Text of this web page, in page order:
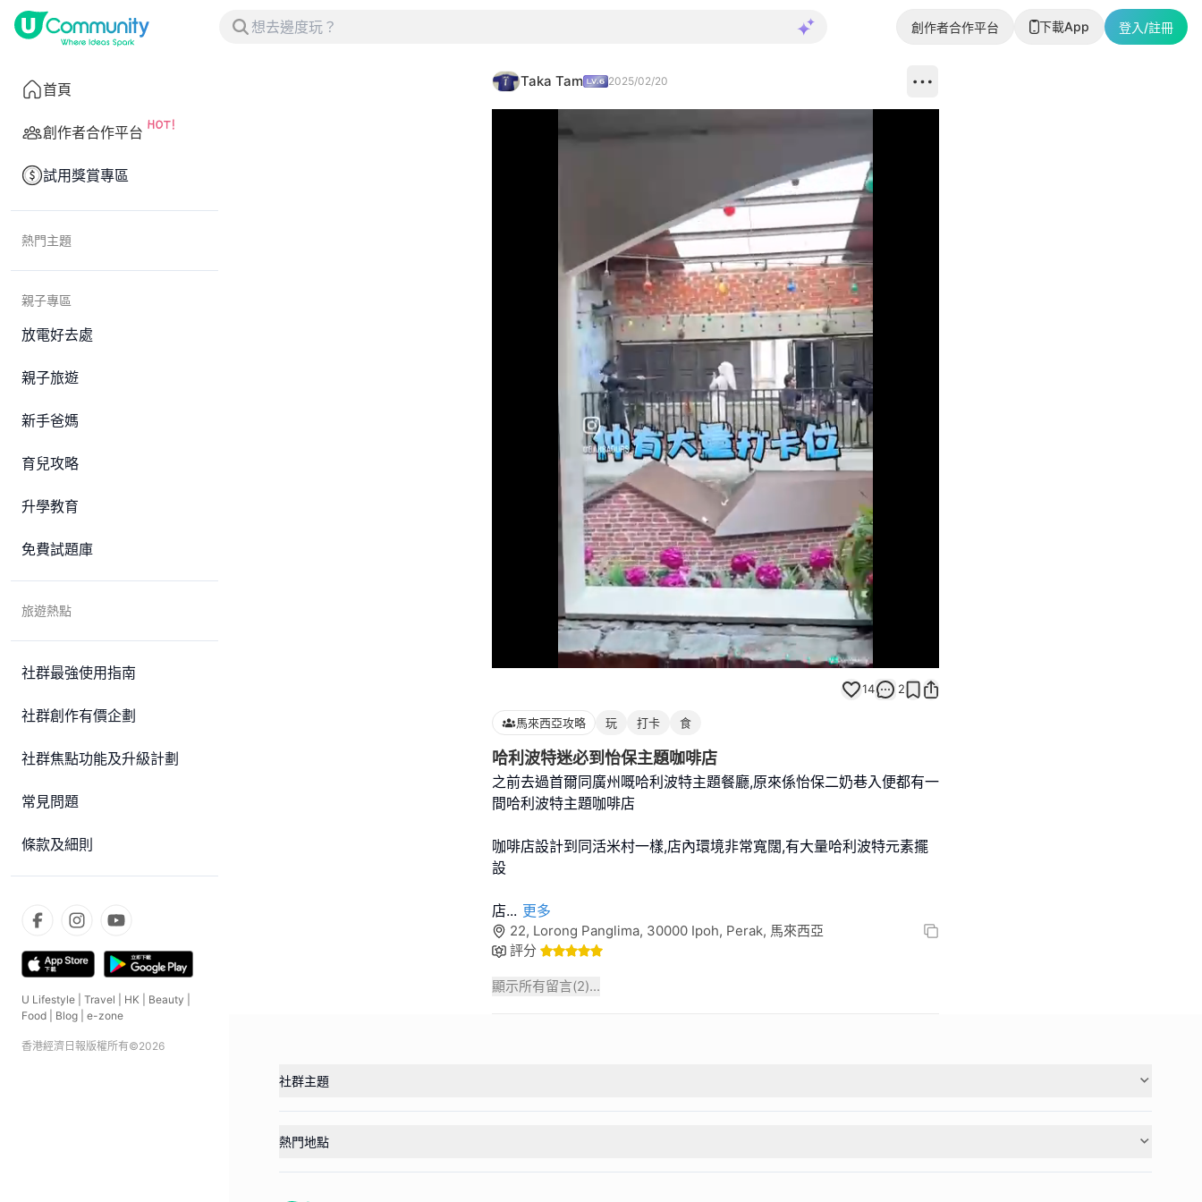
創作者合作平台 下載App 登入/註冊
首頁
創作者合作平台
試用獎賞專區
熱門主題
親子專區
放電好去處
親子旅遊
新手爸媽
育兒攻略
升學教育
免費試題庫
旅遊熱點
社群最強使用指南
社群創作有價企劃
社群焦點功能及升級計劃
常見問題
條款及細則
U Lifestyle Travel HK Beauty
Food
Blog e-zone
香港經濟日報版權所有©2026
Taka Tam 2025/02/20
Loaded:
100.00%
14 2
馬來西亞攻略 玩 打卡 食
哈利波特迷必到怡保主題咖啡店
之前去過首爾同廣州嘅哈利波特主題餐廳,原來係怡保二奶巷入便都有一
間哈利波特主題咖啡店
咖啡店設計到同活米村一樣,店內環境非常寬闊,有大量哈利波特元素擺
設
店... 更多
22, Lorong Panglima, 30000 Ipoh, Perak, 馬來西亞
評分
顯示所有留言(2)...
社群主題
熱門地點